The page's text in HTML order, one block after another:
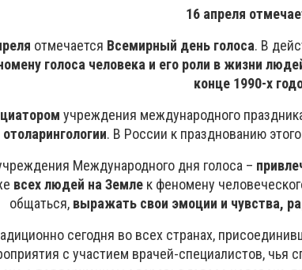
16 апреля
отмечается Всемирный день голоса. В
голоса человека и его роли в жизни
конце 1990-х
учреждения международного
отоларингологии. В России к празднованию
Международного дня голоса –
всех людей на Земле к феномену
общаться, выражать свои эмоции и чувства,
сегодня во всех странах,
с участием врачей-специалистов, чья